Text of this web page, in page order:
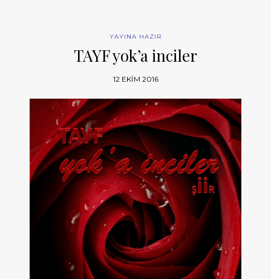
YAYINA HAZIR
TAYF yok’a inciler
12 EKIM 2016